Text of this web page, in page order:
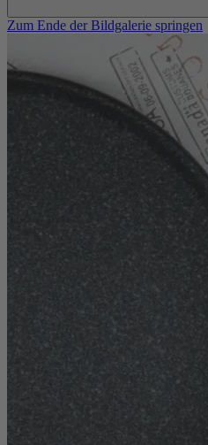
Zum Ende der Bildgalerie springen